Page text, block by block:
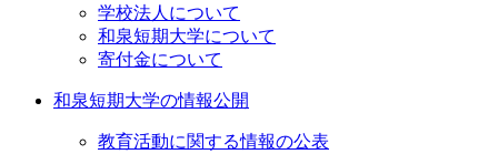
学校法人について
和泉短期大学について
寄付金について
和泉短期大学の情報公開
教育活動に関する情報の公表